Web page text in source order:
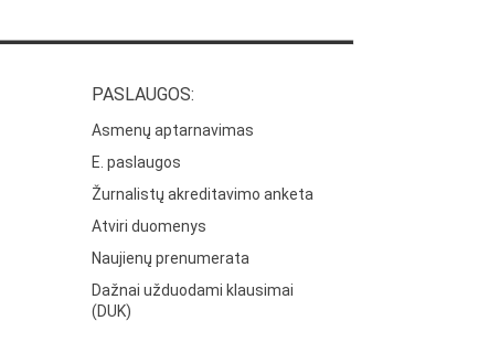
PASLAUGOS:
Asmenų aptarnavimas
E. paslaugos
Žurnalistų akreditavimo anketa
Atviri duomenys
Naujienų prenumerata
Dažnai užduodami klausimai
(DUK)